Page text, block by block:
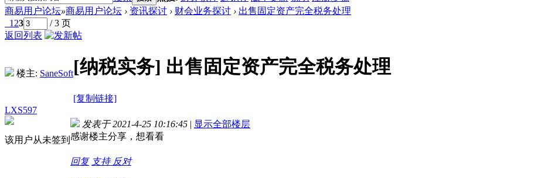
商易用户论坛»商易用户论坛 › 资讯探讨 › 财会业务探讨 › 出售固定资产完全税务处理
1 23
/ 3 页
返回列表
楼主: SaneSoft[纳税实务] 出售固定资产完全税务处理
[复制链接]
LXS597
该用户从未签到
发表于 2021-4-25 10:16:45 | 显示全部楼层
感谢楼主分享，想看看
回复 支持 反对